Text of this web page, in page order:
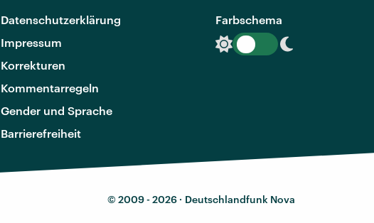
Datenschutzerklärung
Impressum
Korrekturen
Kommentarregeln
Gender und Sprache
Barrierefreiheit
Farbschema
© 2009 - 2026 · Deutschlandfunk Nova